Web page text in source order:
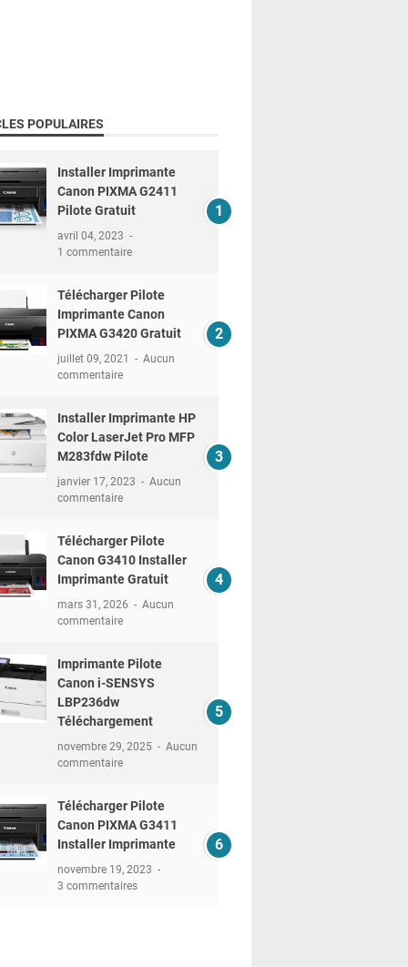
POPULAIRES
Installer Imprimante
Canon PIXMA G2411
Pilote Gratuit
avril 04, 2023
1 commentaire
Télécharger Pilote
Imprimante Canon
PIXMA G3420 Gratuit
juillet 09, 2021
Aucun
commentaire
Installer Imprimante HP
Color LaserJet Pro MFP
M283fdw Pilote
janvier 17, 2023
Aucun
commentaire
Télécharger Pilote
Canon G3410 Installer
Imprimante Gratuit
mars 31, 2026
Aucun
commentaire
Imprimante Pilote
Canon i-SENSYS
LBP236dw
Téléchargement
novembre 29, 2025
Aucun
commentaire
Télécharger Pilote
Canon PIXMA G3411
Installer Imprimante
novembre 19, 2023
3 commentaires